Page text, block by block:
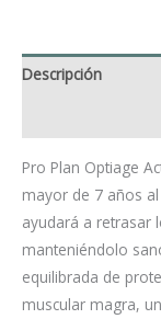
Descripción
Pro Plan Optiage
mayor de 7 años
ayudará a retrasar
manteniéndolo
equilibrada de
muscular magra,